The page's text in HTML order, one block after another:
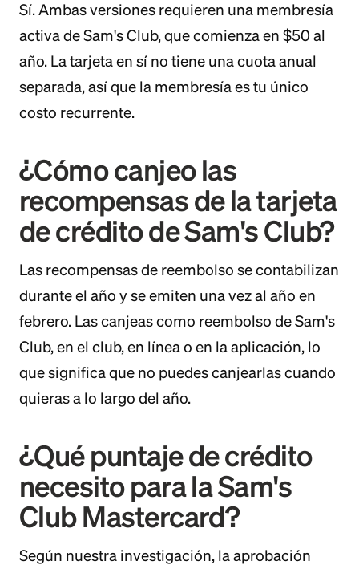
Sí. Ambas versiones requieren una membresía
activa de Sam's Club, que comienza en $50 al
año. La tarjeta en sí no tiene una cuota anual
separada, así que la membresía es tu único
costo recurrente.
¿Cómo canjeo las
recompensas de la tarjeta
de crédito de Sam's Club?
Las recompensas de reembolso se contabilizan
durante el año y se emiten una vez al año en
febrero. Las canjeas como reembolso de Sam's
Club, en el club, en línea o en la aplicación, lo
que significa que no puedes canjearlas cuando
quieras a lo largo del año.
¿Qué puntaje de crédito
necesito para la Sam's
Club Mastercard?
Según nuestra investigación, la aprobación